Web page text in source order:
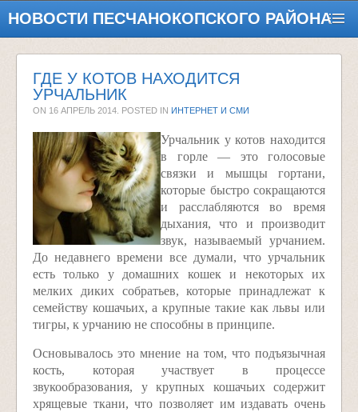
НОВОСТИ ПЕСЧАНОКОПСКОГО РАЙОНА
ГДЕ У КОТОВ НАХОДИТСЯ
УРЧАЛЬНИК
ON 16 АПРЕЛЬ 2014 . POSTED IN ИНТЕРНЕТ И СМИ
Урчальник у котов находится
в горле — это голосовые
связки и мышцы гортани,
которые быстро сокращаются
и расслабляются во время
дыхания, что и производит
звук, называемый урчанием.
До недавнего времени все думали, что урчальник
есть только у домашних кошек и некоторых их
мелких диких собратьев, которые принадлежат к
семейству кошачьих, а крупные такие как львы или
тигры, к урчанию не способны в принципе.
Основывалось это мнение на том, что подъязычная
кость, которая участвует в процессе
звукообразования, у крупных кошачьих содержит
хрящевые ткани, что позволяет им издавать очень